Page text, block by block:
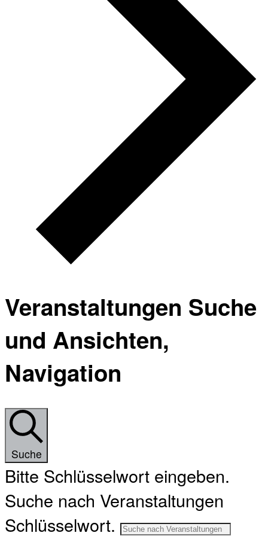
Veranstaltungen Suche
und Ansichten,
Navigation
Suche
Bitte Schlüsselwort eingeben.
Suche nach Veranstaltungen
Schlüsselwort.